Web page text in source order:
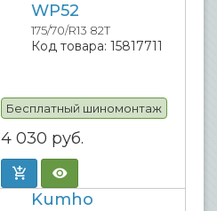
WP52
175/70/R13 82T
Код товара: 15817711
Бесплатный шиномонтаж
4 030 руб.
Kumho